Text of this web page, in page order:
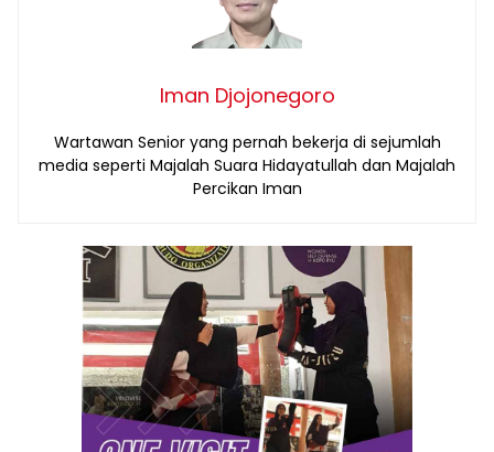
Iman Djojonegoro
Wartawan Senior yang pernah bekerja di sejumlah
media seperti Majalah Suara Hidayatullah dan Majalah
Percikan Iman